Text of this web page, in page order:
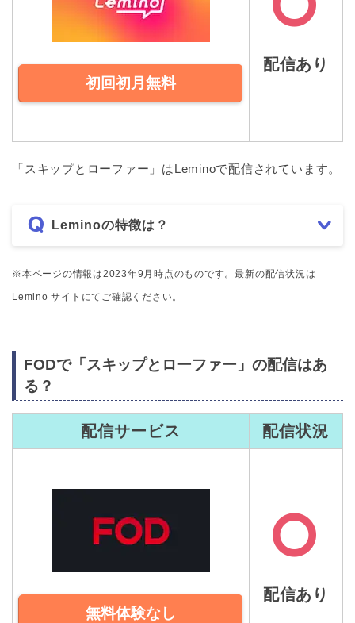
初回初月無料
配信あり
「スキップとローファー」はLeminoで配信されています。
Leminoの特徴は？
※本ページの情報は2023年9月時点のものです。最新の配信状況は
Lemino サイトにてご確認ください。
FODで「スキップとローファー」の配信はあ
る？
配信サービス 配信状況
無料体験なし
配信あり